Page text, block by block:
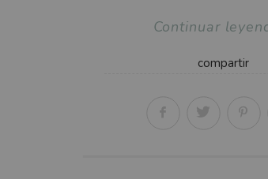
Continuar
compartir